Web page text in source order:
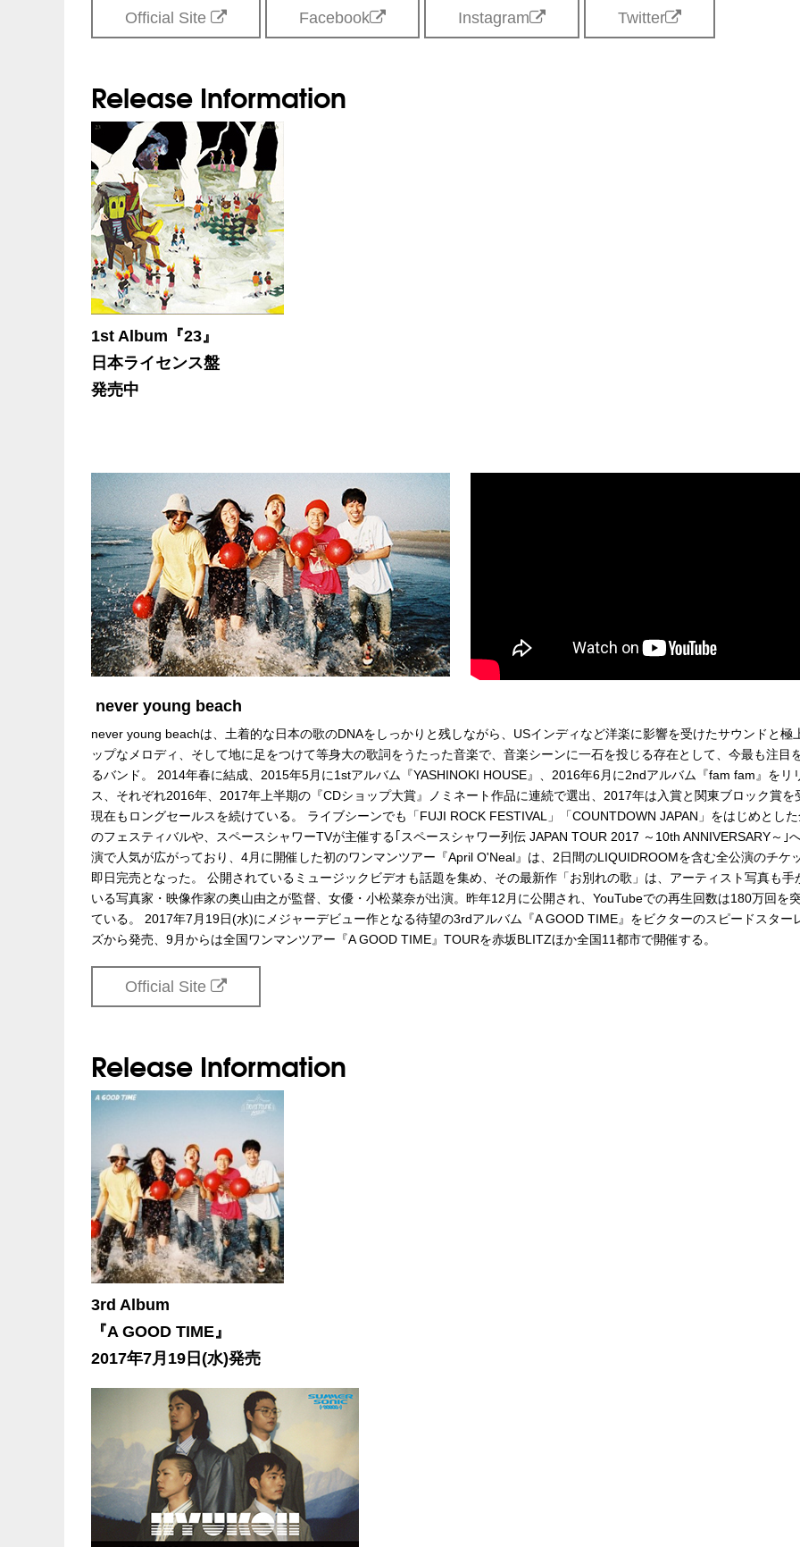
Official Site Facebook Instagram Twitter
Release Information
1st Album『23』
日本ライセンス盤
発売中
never young beach
never young beachは、土着的な日本の歌のDNAをしっかりと残しながら、USインディなど洋楽に影響を受けたサウンドと極
ップなメロディ、そして地に足をつけて等身大の歌詞をうたった音楽で、音楽シーンに一石を投じる存在として、今最も注目
るバンド。 2014年春に結成、2015年5月に1stアルバム『YASHINOKI HOUSE』、2016年6月に2ndアルバム『fam fam』をリ
ス、それぞれ2016年、2017年上半期の『CDショップ大賞』ノミネート作品に連続で選出、2017年は入賞と関東ブロック賞を
現在もロングセールスを続けている。 ライブシーンでも「FUJI ROCK FESTIVAL」「COUNTDOWN JAPAN」をはじめとし
のフェスティバルや、スペースシャワーTVが主催する｢スペースシャワー列伝 JAPAN TOUR 2017 ～10th ANNIVERSARY～｣
演で人気が広がっており、4月に開催した初のワンマンツアー『April O'Neal』は、2日間のLIQUIDROOMを含む全公演のチケ
即日完売となった。 公開されているミュージックビデオも話題を集め、その最新作「お別れの歌」は、アーティスト写真も手
いる写真家・映像作家の奥山由之が監督、女優・小松菜奈が出演。昨年12月に公開され、YouTubeでの再生回数は180万回を
ている。 2017年7月19日(水)にメジャーデビュー作となる待望の3rdアルバム『A GOOD TIME』をビクターのスピードスター
ズから発売、9月からは全国ワンマンツアー『A GOOD TIME』TOURを赤坂BLITZほか全国11都市で開催する。
Official Site
Release Information
3rd Album
『A GOOD TIME』
2017年7月19日(水)発売